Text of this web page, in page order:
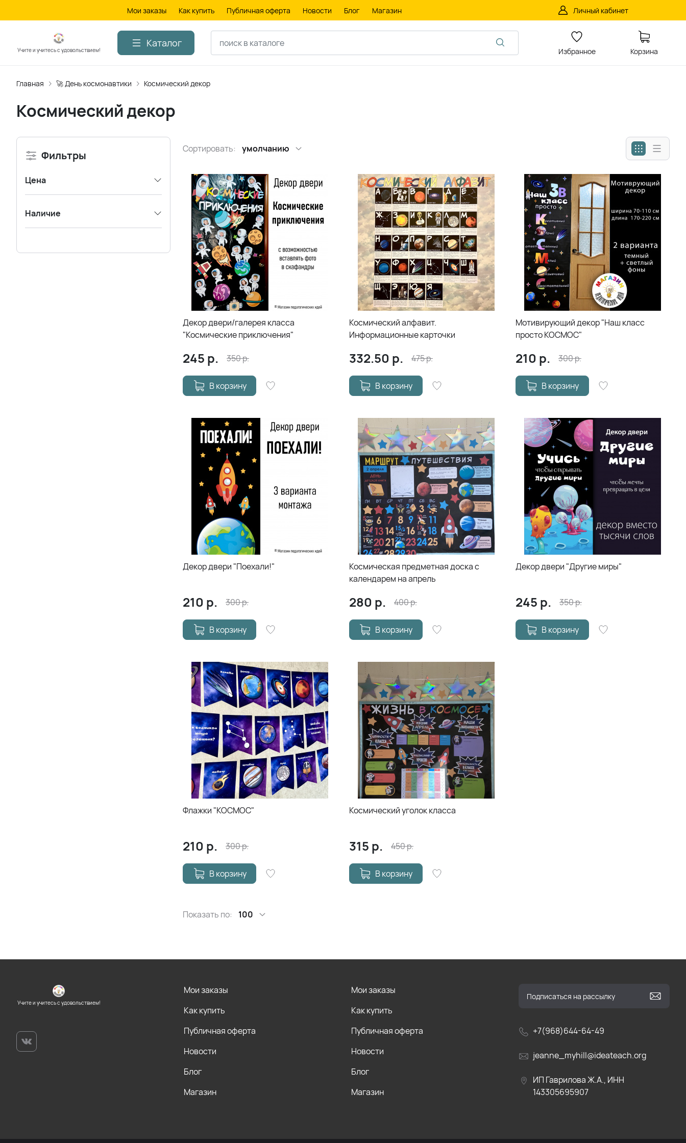
Мои заказы Как купить Публичная оферта Новости Блог Магазин Личный кабинет
Учите и учитесь с удовольствием!
Каталог
Избранное Корзина
Главная 🚀 День космонавтики Космический декор
Космический декор
Фильтры
Цена
Наличие
Сортировать: умолчанию
Декор двери/галерея класса
"Космические приключения"
245 р. 350р.
В корзину
Космический алфавит.
Информационные карточки
332.50 р. 475р.
В корзину
Мотивирующий декор "Наш класс
просто КОСМОС"
210 р. 300р.
В корзину
Декор двери "Поехали!"
210 р. 300р.
В корзину
Космическая предметная доска с
календарем на апрель
280 р. 400р.
В корзину
Декор двери "Другие миры"
245 р. 350р.
В корзину
Флажки "КОСМОС"
210 р. 300р.
В корзину
Космический уголок класса
315 р. 450р.
В корзину
Показать по: 100
Учите и учитесь с удовольствием!
+7(968)644-64-49
jeanne_myhill@ideateach.org
ИП Гаврилова Ж.А., ИНН
143305695907
Мои заказы
Как купить
Публичная оферта
Новости
Блог
Магазин
Мои заказы
Как купить
Публичная оферта
Новости
Блог
Магазин